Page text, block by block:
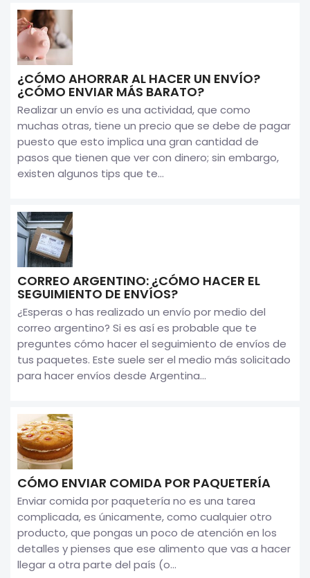
¿CÓMO AHORRAR AL HACER UN ENVÍO?
¿CÓMO ENVIAR MÁS BARATO?
Realizar un envío es una actividad, que como
muchas otras, tiene un precio que se debe de pagar
puesto que esto implica una gran cantidad de
pasos que tienen que ver con dinero; sin embargo,
existen algunos tips que te...
CORREO ARGENTINO: ¿CÓMO HACER EL
SEGUIMIENTO DE ENVÍOS?
¿Esperas o has realizado un envío por medio del
correo argentino? Si es así es probable que te
preguntes cómo hacer el seguimiento de envíos de
tus paquetes. Este suele ser el medio más solicitado
para hacer envíos desde Argentina...
CÓMO ENVIAR COMIDA POR PAQUETERÍA
Enviar comida por paquetería no es una tarea
complicada, es únicamente, como cualquier otro
producto, que pongas un poco de atención en los
detalles y pienses que ese alimento que vas a hacer
llegar a otra parte del país (o...